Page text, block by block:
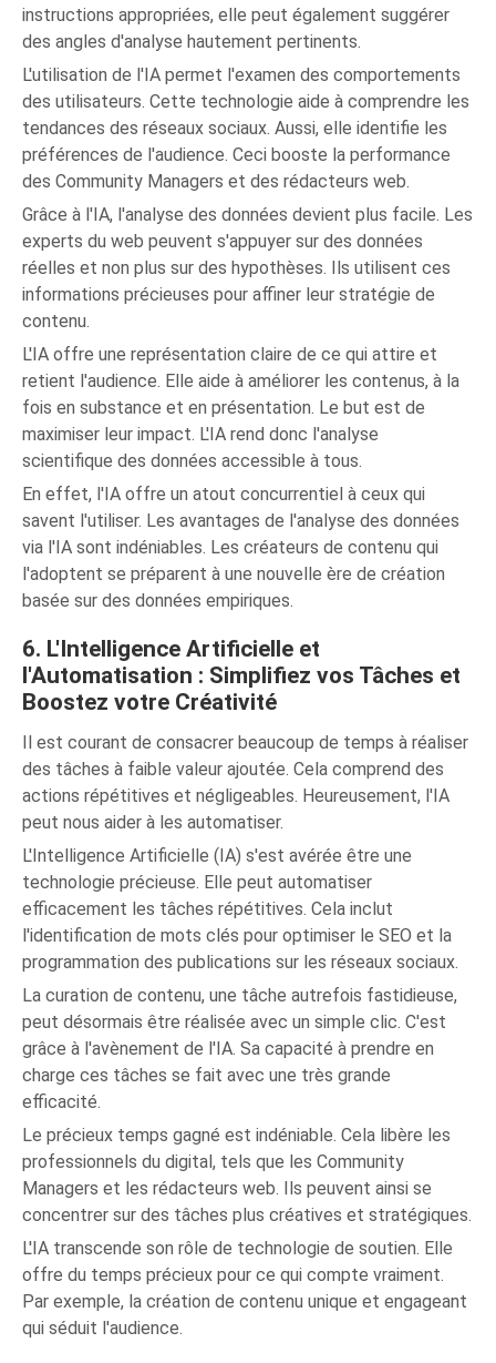
instructions appropriées, elle peut également suggérer
des angles d'analyse hautement pertinents.
L'utilisation de l'IA permet l'examen des comportements
des utilisateurs. Cette technologie aide à comprendre les
tendances des réseaux sociaux. Aussi, elle identifie les
préférences de l'audience. Ceci booste la performance
des Community Managers et des rédacteurs web.
Grâce à l'IA, l'analyse des données devient plus facile. Les
experts du web peuvent s'appuyer sur des données
réelles et non plus sur des hypothèses. Ils utilisent ces
informations précieuses pour affiner leur stratégie de
contenu.
L'IA offre une représentation claire de ce qui attire et
retient l'audience. Elle aide à améliorer les contenus, à la
fois en substance et en présentation. Le but est de
maximiser leur impact. L'IA rend donc l'analyse
scientifique des données accessible à tous.
En effet, l'IA offre un atout concurrentiel à ceux qui
savent l'utiliser. Les avantages de l'analyse des données
via l'IA sont indéniables. Les créateurs de contenu qui
l'adoptent se préparent à une nouvelle ère de création
basée sur des données empiriques.
6. L'Intelligence Artificielle et
l'Automatisation : Simplifiez vos Tâches et
Boostez votre Créativité
Il est courant de consacrer beaucoup de temps à réaliser
des tâches à faible valeur ajoutée. Cela comprend des
actions répétitives et négligeables. Heureusement, l'IA
peut nous aider à les automatiser.
L'Intelligence Artificielle (IA) s'est avérée être une
technologie précieuse. Elle peut automatiser
efficacement les tâches répétitives. Cela inclut
l'identification de mots clés pour optimiser le SEO et la
programmation des publications sur les réseaux sociaux.
La curation de contenu, une tâche autrefois fastidieuse,
peut désormais être réalisée avec un simple clic. C'est
grâce à l'avènement de l'IA. Sa capacité à prendre en
charge ces tâches se fait avec une très grande
efficacité.
Le précieux temps gagné est indéniable. Cela libère les
professionnels du digital, tels que les Community
Managers et les rédacteurs web. Ils peuvent ainsi se
concentrer sur des tâches plus créatives et stratégiques.
L'IA transcende son rôle de technologie de soutien. Elle
offre du temps précieux pour ce qui compte vraiment.
Par exemple, la création de contenu unique et engageant
qui séduit l'audience.